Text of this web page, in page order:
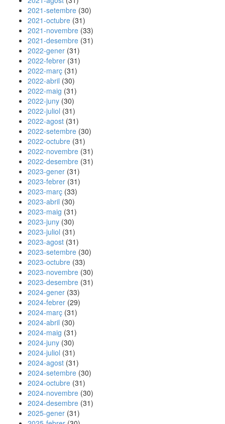
2021-setembre (30)
2021-octubre (31)
2021-novembre (33)
2021-desembre (31)
2022-gener (31)
2022-febrer (31)
2022-març (31)
2022-abril (30)
2022-maig (31)
2022-juny (30)
2022-juliol (31)
2022-agost (31)
2022-setembre (30)
2022-octubre (31)
2022-novembre (31)
2022-desembre (31)
2023-gener (31)
2023-febrer (31)
2023-març (33)
2023-abril (30)
2023-maig (31)
2023-juny (30)
2023-juliol (31)
2023-agost (31)
2023-setembre (30)
2023-octubre (33)
2023-novembre (30)
2023-desembre (31)
2024-gener (33)
2024-febrer (29)
2024-març (31)
2024-abril (30)
2024-maig (31)
2024-juny (30)
2024-juliol (31)
2024-agost (31)
2024-setembre (30)
2024-octubre (31)
2024-novembre (30)
2024-desembre (31)
2025-gener (31)